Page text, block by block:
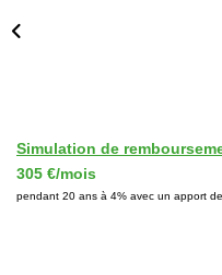
Simulation de
305 €/mois
pendant 20 ans à 4% avec un apport